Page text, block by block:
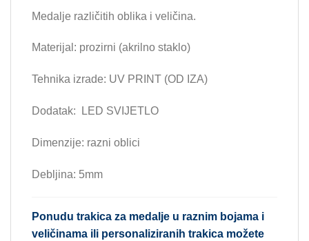
Medalje različitih oblika i veličina.
Materijal: prozirni (akrilno staklo)
Tehnika izrade: UV PRINT (OD IZA)
Dodatak: LED SVIJETLO
Dimenzije: razni oblici
Debljina: 5mm
Ponudu trakica za medalje u raznim bojama i
veličinama ili personaliziranih trakica možete